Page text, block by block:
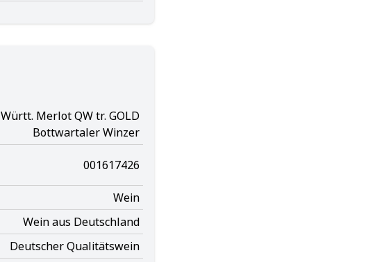
Württ. Merlot QW tr. GOLD
Bottwartaler Winzer
001617426
Wein
Wein aus Deutschland
Deutscher Qualitätswein